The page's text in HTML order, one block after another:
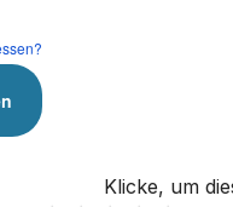
Klicke, um